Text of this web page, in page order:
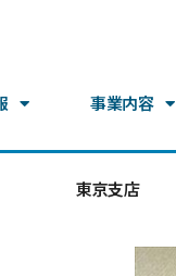
事業内容
東京支店